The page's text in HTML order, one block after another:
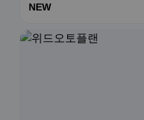
NEW